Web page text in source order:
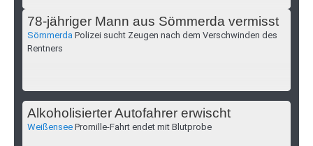
78-jähriger Mann aus Sömmerda vermisst
Sömmerda Polizei sucht Zeugen nach dem Verschwinden des
Rentners
Alkoholisierter Autofahrer erwischt
Weißensee Promille-Fahrt endet mit Blutprobe